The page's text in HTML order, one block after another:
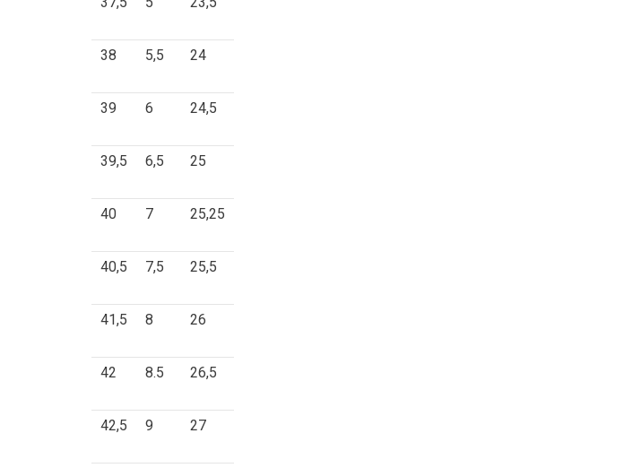
38 5,5 24
39 6 24,5
39,5 6,5 25
40 7 25,25
40,5 7,5 25,5
41,5 8 26
42 8.5 26,5
42,5 9 27